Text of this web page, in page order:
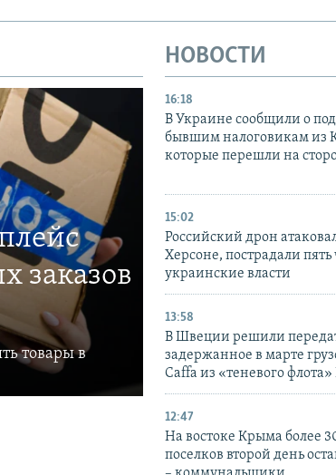
заказов
товары в
НОВОСТИ
16:18
В Украине сообщили о
бывшим налоговикам из
которые перешли на
15:02
Российский дрон
Херсоне, пострадали пять
украинские власти
13:58
В Швеции решили
задержанное в марте
Caffa из «теневого
12:47
На востоке Крыма более
поселков второй день